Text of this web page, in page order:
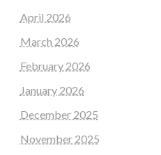
April 2026
March 2026
February 2026
January 2026
December 2025
November 2025